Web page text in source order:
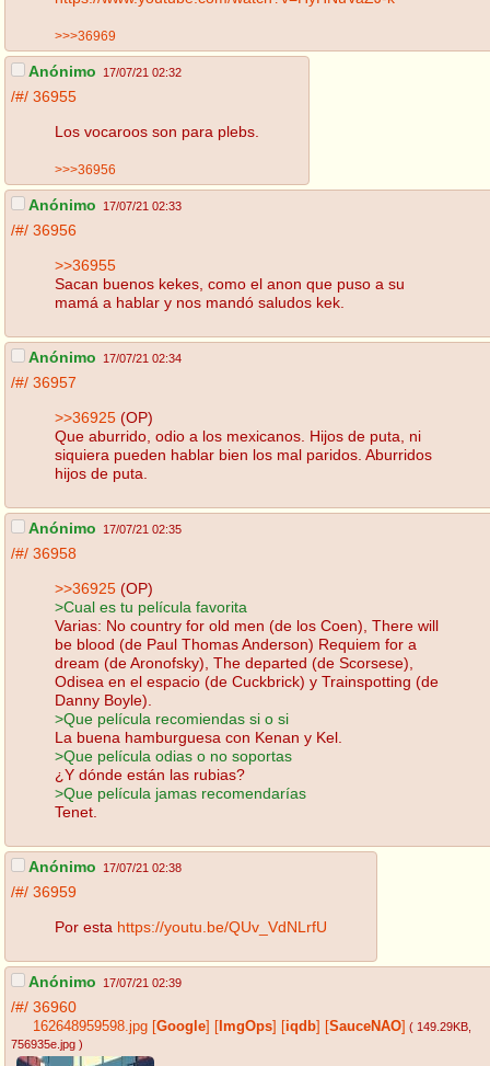
>>>36969
Anónimo 17/07/21 02:32
/#/ 36955
Los vocaroos son para plebs.
>>>36956
Anónimo 17/07/21 02:33
/#/ 36956
>>36955
Sacan buenos kekes, como el anon que puso a su
mamá a hablar y nos mandó saludos kek.
Anónimo 17/07/21 02:34
/#/ 36957
>>36925 (OP)
Que aburrido, odio a los mexicanos. Hijos de puta, ni
siquiera pueden hablar bien los mal paridos. Aburridos
hijos de puta.
Anónimo 17/07/21 02:35
/#/ 36958
>>36925 (OP)
>Cual es tu película favorita
Varias: No country for old men (de los Coen), There will
be blood (de Paul Thomas Anderson) Requiem for a
dream (de Aronofsky), The departed (de Scorsese),
Odisea en el espacio (de Cuckbrick) y Trainspotting (de
Danny Boyle).
>Que película recomiendas si o si
La buena hamburguesa con Kenan y Kel.
>Que película odias o no soportas
¿Y dónde están las rubias?
>Que película jamas recomendarías
Tenet.
Anónimo 17/07/21 02:38
/#/ 36959
Por esta https://youtu.be/QUv_VdNLrfU
Anónimo 17/07/21 02:39
/#/ 36960
162648959598.jpg Google ImgOps iqdb SauceNAO ( 149.29KB
756935e.jpg )